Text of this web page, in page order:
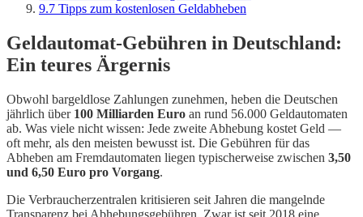
9.7 Tipps zum kostenlosen Geldabheben
Geldautomat-Gebühren in Deutschland:
Ein teures Ärgernis
Obwohl bargeldlose Zahlungen zunehmen, heben die Deutschen
jährlich über 100 Milliarden Euro an rund 56.000 Geldautomaten
ab. Was viele nicht wissen: Jede zweite Abhebung kostet Geld —
oft mehr, als den meisten bewusst ist. Die Gebühren für das
Abheben am Fremdautomaten liegen typischerweise zwischen 3,50
und 6,50 Euro pro Vorgang.
Die Verbraucherzentralen kritisieren seit Jahren die mangelnde
Transparenz bei Abhebungsgebühren. Zwar ist seit 2018 eine